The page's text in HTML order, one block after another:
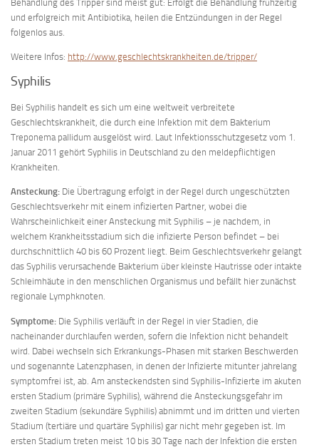
Behandlung des Tripper sind meist gut: Erfolgt die Behandlung frühzeitig
und erfolgreich mit Antibiotika, heilen die Entzündungen in der Regel
folgenlos aus.
Weitere Infos: http://www.geschlechtskrankheiten.de/tripper/
Syphilis
Bei Syphilis handelt es sich um eine weltweit verbreitete
Geschlechtskrankheit, die durch eine Infektion mit dem Bakterium
Treponema pallidum ausgelöst wird. Laut Infektionsschutzgesetz vom 1.
Januar 2011 gehört Syphilis in Deutschland zu den meldepflichtigen
Krankheiten.
Ansteckung: Die Übertragung erfolgt in der Regel durch ungeschützten
Geschlechtsverkehr mit einem infizierten Partner, wobei die
Wahrscheinlichkeit einer Ansteckung mit Syphilis – je nachdem, in
welchem Krankheitsstadium sich die infizierte Person befindet – bei
durchschnittlich 40 bis 60 Prozent liegt. Beim Geschlechtsverkehr gelangt
das Syphilis verursachende Bakterium über kleinste Hautrisse oder intakte
Schleimhäute in den menschlichen Organismus und befällt hier zunächst
regionale Lymphknoten.
Symptome: Die Syphilis verläuft in der Regel in vier Stadien, die
nacheinander durchlaufen werden, sofern die Infektion nicht behandelt
wird. Dabei wechseln sich Erkrankungs-Phasen mit starken Beschwerden
und sogenannte Latenzphasen, in denen der Infizierte mitunter jahrelang
symptomfrei ist, ab. Am ansteckendsten sind Syphilis-Infizierte im akuten
ersten Stadium (primäre Syphilis), während die Ansteckungsgefahr im
zweiten Stadium (sekundäre Syphilis) abnimmt und im dritten und vierten
Stadium (tertiäre und quartäre Syphilis) gar nicht mehr gegeben ist. Im
ersten Stadium treten meist 10 bis 30 Tage nach der Infektion die ersten